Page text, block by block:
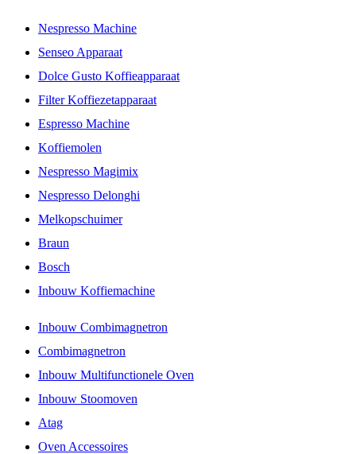
Nespresso Machine
Senseo Apparaat
Dolce Gusto Koffieapparaat
Filter Koffiezetapparaat
Espresso Machine
Koffiemolen
Nespresso Magimix
Nespresso Delonghi
Melkopschuimer
Braun
Bosch
Inbouw Koffiemachine
Inbouw Combimagnetron
Combimagnetron
Inbouw Multifunctionele Oven
Inbouw Stoomoven
Atag
Oven Accessoires